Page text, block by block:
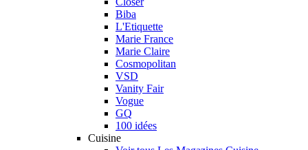
Biba
L'Etiquette
Marie France
Marie Claire
Cosmopolitan
VSD
Vanity Fair
Vogue
GQ
100 idées
Cuisine